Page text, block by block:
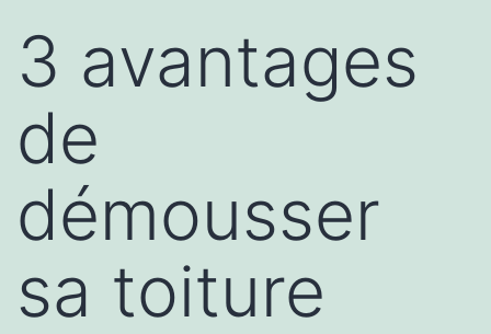
3 avantages
de
démousser
sa toiture